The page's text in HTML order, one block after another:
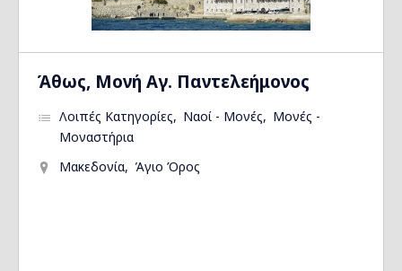
Άθως, Μονή Αγ. Παντελεήμονος
Λοιπές Κατηγορίες Ναοί - Μονές
Μονές -
Μοναστήρια
Μακεδονία
Άγιο Όρος